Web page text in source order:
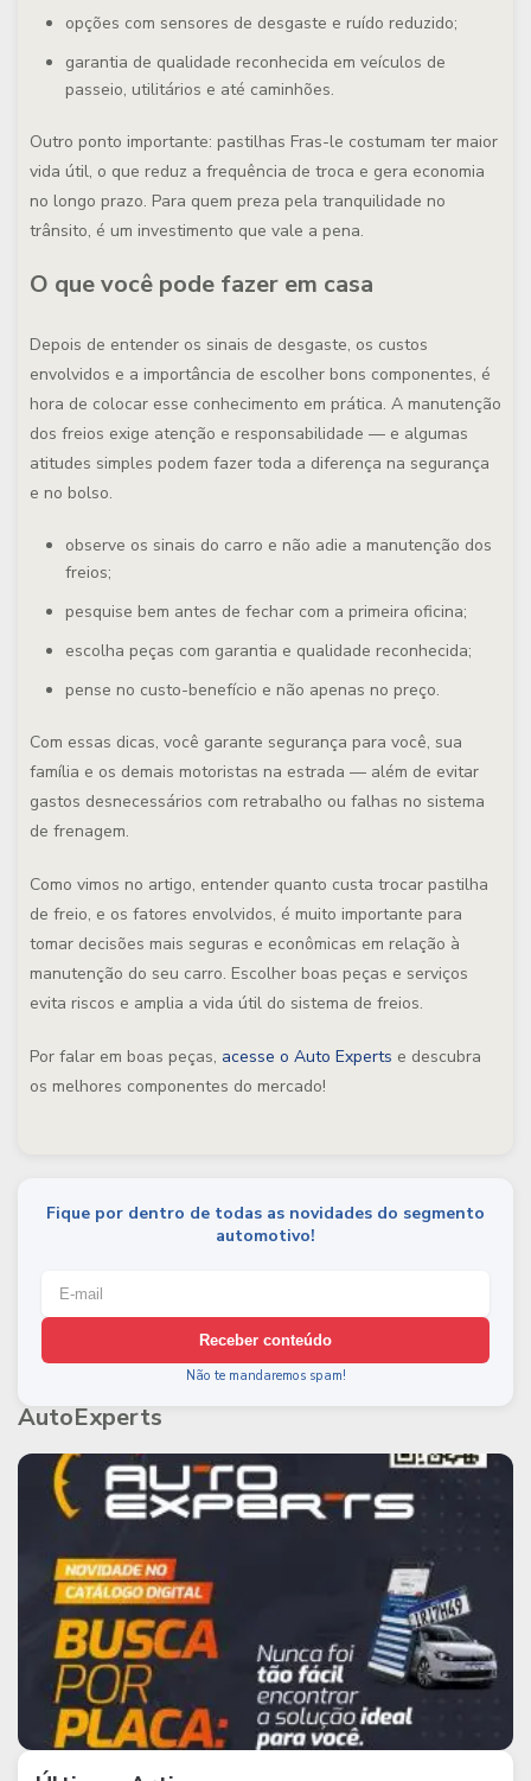
opções com sensores de desgaste e ruído reduzido;
garantia de qualidade reconhecida em veículos de
passeio, utilitários e até caminhões.
Outro ponto importante: pastilhas Fras-le costumam ter maior
vida útil, o que reduz a frequência de troca e gera economia
no longo prazo. Para quem preza pela tranquilidade no
trânsito, é um investimento que vale a pena.
O que você pode fazer em casa
Depois de entender os sinais de desgaste, os custos
envolvidos e a importância de escolher bons componentes, é
hora de colocar esse conhecimento em prática. A manutenção
dos freios exige atenção e responsabilidade — e algumas
atitudes simples podem fazer toda a diferença na segurança
e no bolso.
observe os sinais do carro e não adie a manutenção dos
freios;
pesquise bem antes de fechar com a primeira oficina;
escolha peças com garantia e qualidade reconhecida;
pense no custo-benefício e não apenas no preço.
Com essas dicas, você garante segurança para você, sua
família e os demais motoristas na estrada — além de evitar
gastos desnecessários com retrabalho ou falhas no sistema
de frenagem.
Como vimos no artigo, entender quanto custa trocar pastilha
de freio, e os fatores envolvidos, é muito importante para
tomar decisões mais seguras e econômicas em relação à
manutenção do seu carro. Escolher boas peças e serviços
evita riscos e amplia a vida útil do sistema de freios.
Por falar em boas peças, acesse o Auto Experts e descubra
os melhores componentes do mercado!
Fique por dentro de todas as novidades do segmento
automotivo!
Receber conteúdo
Não te mandaremos spam!
AutoExperts